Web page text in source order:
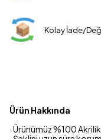
Kolay İade/
Ürün Hakkında
· Ürünümüz %100